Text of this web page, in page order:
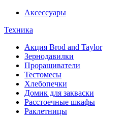
Аксессуары
Техника
Акция Brod and Taylor
Зернодавилки
Проращиватели
Тестомесы
Хлебопечки
Домик для закваски
Расстоечные шкафы
Раклетницы